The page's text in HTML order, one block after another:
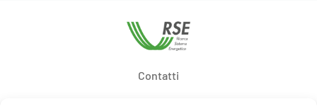
Contatti